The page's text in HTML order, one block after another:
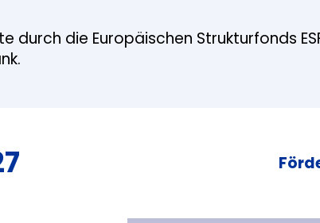
die Europäischen Strukturfonds ESF